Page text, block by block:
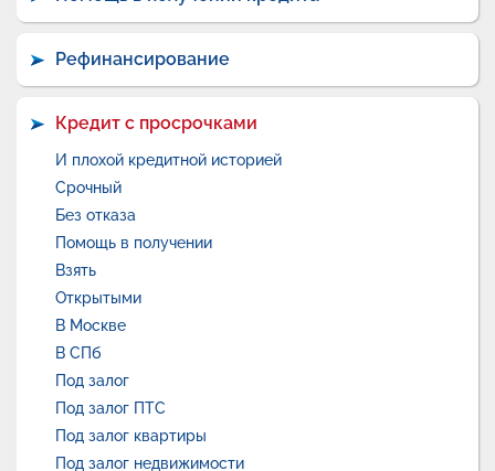
Рефинансирование
Кредит с просрочками
И плохой кредитной историей
Срочный
Без отказа
Помощь в получении
Взять
Открытыми
В Москве
В СПб
Под залог
Под залог ПТС
Под залог квартиры
Под залог недвижимости